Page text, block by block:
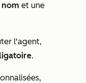
nom et une
l'agent,
.